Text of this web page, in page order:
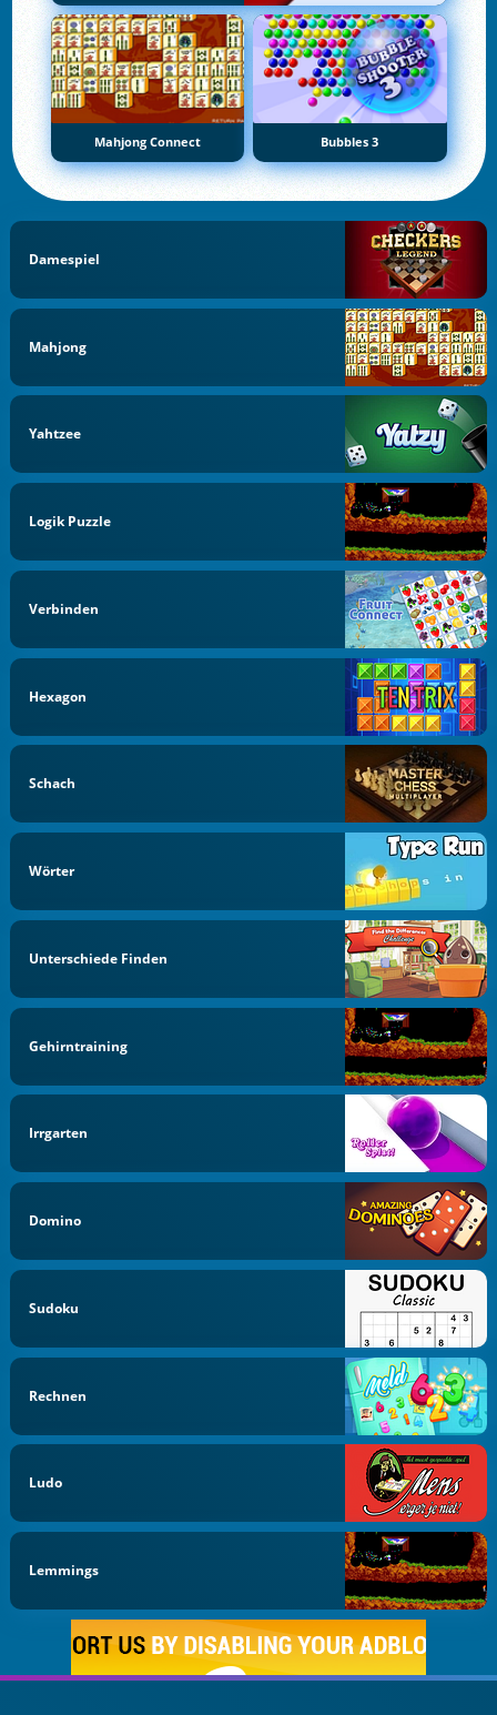
Mahjong Connect Bubbles 3
Damespiel
Mahjong
Yahtzee
Logik Puzzle
Verbinden
Hexagon
Schach
Wörter
Unterschiede Finden
Gehirntraining
Irrgarten
Domino
Sudoku
Rechnen
Ludo
Lemmings